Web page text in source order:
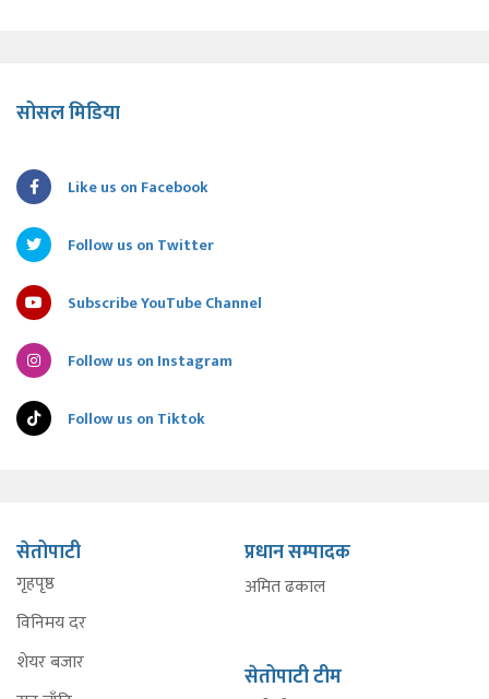
सोसल मिडिया
Like us on Facebook
Follow us on Twitter
Subscribe YouTube Channel
Follow us on Instagram
Follow us on Tiktok
सेतोपाटी
गृहपृष्ठ
विनिमय दर
शेयर बजार
प्रधान सम्पादक
अमित ढकाल
सेतोपाटी टीम